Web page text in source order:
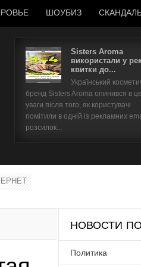
ШОУБИЗ
Sisters Aroma
використали у
квитки до...
Український
бренд Sisters Aroma опинився в
уваги після того, як користувачі
помітили в одній із рекламних
розсилок...
НОВОСТИ
Политика
Забыли имя пользователя?